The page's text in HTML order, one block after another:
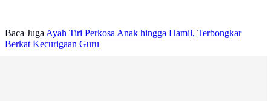
Baca JugaAyah Tiri Perkosa Anak hingga Hamil, Terbongkar
Berkat Kecurigaan Guru